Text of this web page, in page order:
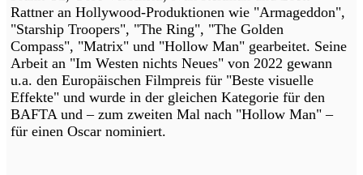
Rattner an Hollywood-Produktionen wie "Armageddon",
"Starship Troopers", "The Ring", "The Golden
Compass", "Matrix" und "Hollow Man" gearbeitet. Seine
Arbeit an "Im Westen nichts Neues" von 2022 gewann
u.a. den Europäischen Filmpreis für "Beste visuelle
Effekte" und wurde in der gleichen Kategorie für den
BAFTA und – zum zweiten Mal nach "Hollow Man" –
für einen Oscar nominiert.